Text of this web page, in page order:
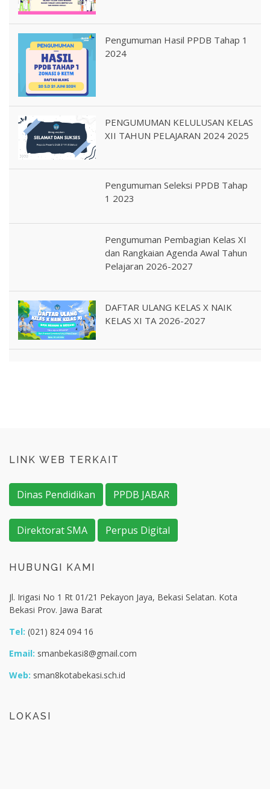
Pengumuman Hasil PPDB Tahap 1
2024
PENGUMUMAN KELULUSAN KELAS
XII TAHUN PELAJARAN 2024 2025
Pengumuman Seleksi PPDB Tahap
1 2023
Pengumuman Pembagian Kelas XI
dan Rangkaian Agenda Awal Tahun
Pelajaran 2026-2027
DAFTAR ULANG KELAS X NAIK
KELAS XI TA 2026-2027
LINK WEB TERKAIT
Dinas Pendidikan PPDB JABAR
Direktorat SMA Perpus Digital
HUBUNGI KAMI
Jl. Irigasi No 1 Rt 01/21 Pekayon Jaya, Bekasi Selatan. Kota
Bekasi Prov. Jawa Barat
Tel: (021) 824 094 16
Email: smanbekasi8@gmail.com
Web: sman8kotabekasi.sch.id
LOKASI